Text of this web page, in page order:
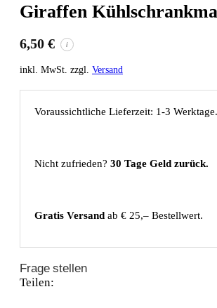
Giraffen
6,50 € i
inkl. MwSt. zzgl. Versand
Voraussichtliche Lieferzeit: 1-3 Werktage.
Nicht zufrieden? 30 Tage Geld zurück.
Gratis Versand ab € 25,– Bestellwert.
Frage stellen
Teilen: